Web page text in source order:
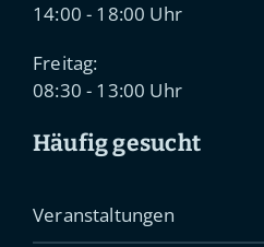
14:00 - 18:00 Uhr
Freitag:
08:30 - 13:00 Uhr
Häufig gesucht
Veranstaltungen